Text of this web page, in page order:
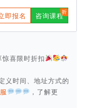
即报名 咨询课程
喜限时折扣
义时间、地址方式的
，了解更